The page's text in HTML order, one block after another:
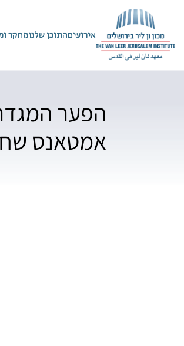
אירועיםהתוכן שלנומחקר
הפער
אמטאנס